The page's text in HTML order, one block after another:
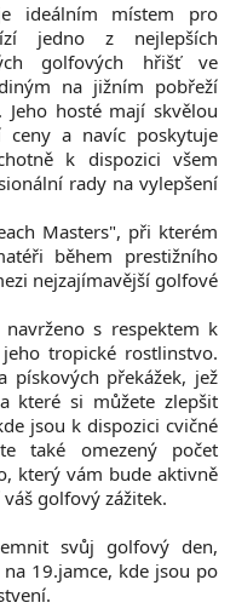
ideálním místem pro
jedno z nejlepších
golfových hřišť ve
na jižním pobřeží
hosté mají skvělou
a navíc poskytuje
k dispozici všem
rady na vylepšení
Masters", při kterém
během prestižního
nejzajímavější golfové
s respektem k
tropické rostlinstvo.
pískových překážek, jež
které si můžete zlepšit
jsou k dispozici cvičné
také omezený počet
který vám bude aktivně
golfový zážitek.
svůj golfový den,
19.jamce, kde jsou po